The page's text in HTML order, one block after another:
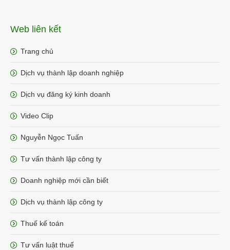
Web liên kết
Trang chủ
Dịch vụ thành lập doanh nghiệp
Dịch vụ đăng ký kinh doanh
Video Clip
Nguyễn Ngọc Tuấn
Tư vấn thành lập công ty
Doanh nghiệp mới cần biết
Dịch vụ thành lập công ty
Thuế kế toán
Tư vấn luật thuế